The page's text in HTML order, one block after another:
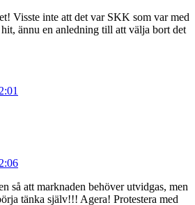
Visste inte att det var SKK som var med
ännu en anledning till att välja bort det
så att marknaden behöver utvidgas, men
tänka själv!!! Agera! Protestera med